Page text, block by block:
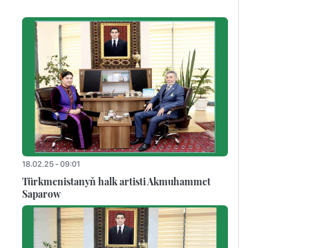
18.02.25 - 09:01
Türkmenistanyň halk artisti Akmuhammet
Saparow